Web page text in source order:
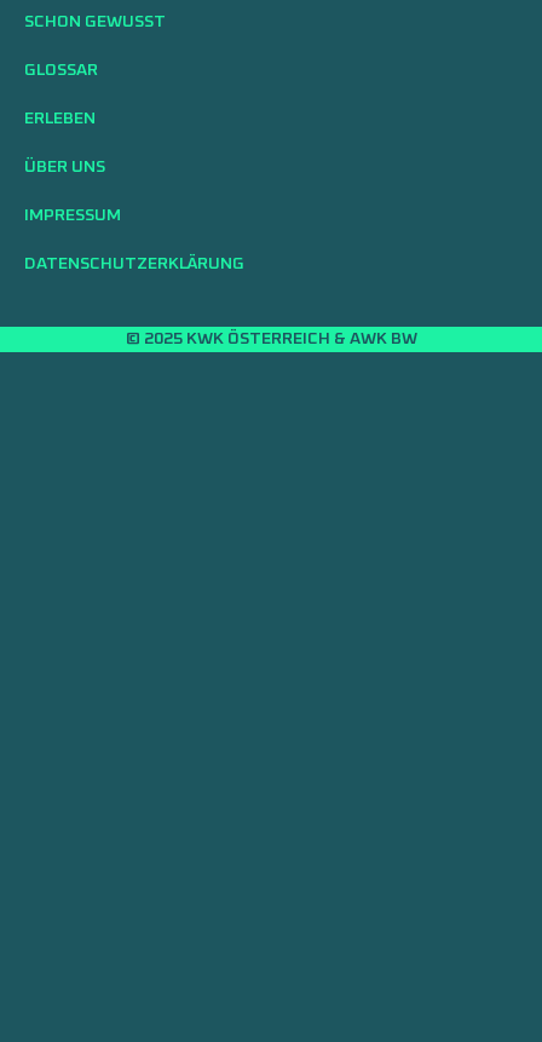
SCHON GEWUSST
GLOSSAR
ERLEBEN
ÜBER UNS
IMPRESSUM
DATENSCHUTZERKLÄRUNG
© 2025 KWK ÖSTERREICH & AWK BW